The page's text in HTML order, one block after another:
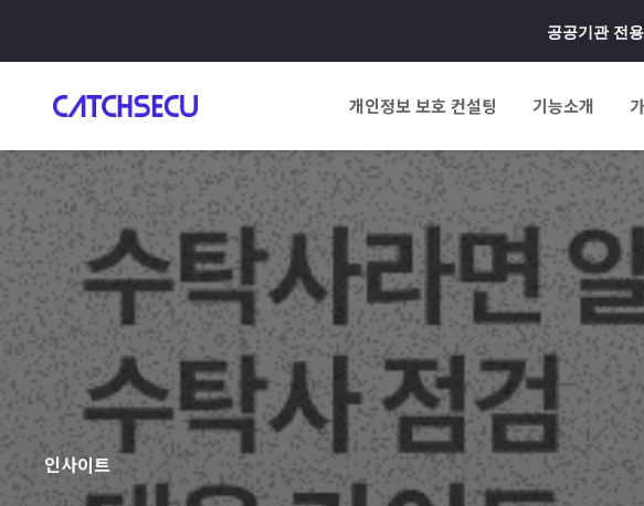
공공기관 전
개인정보 보호 컨설팅 기능소개
인사이트